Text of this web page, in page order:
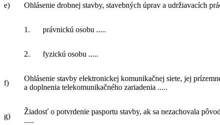
e) Ohlásenie drobnej stavby, stavebných úprav a udržiavacích
1. právnickú osobu .....
2. fyzickú osobu .....
f)
Ohlásenie stavby elektronickej komunikačnej siete, jej
a doplnenia telekomunikačného zariadenia .....
g)
Žiadosť o potvrdenie pasportu stavby, ak sa nezachovala
.....